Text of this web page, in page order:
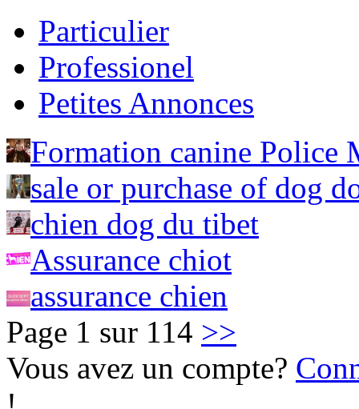
Particulier
Professionel
Petites Annonces
Formation canine Police
sale or purchase of dog
chien dog du tibet
Assurance chiot
assurance chien
Page 1 sur 114 >>
Vous avez un compte?